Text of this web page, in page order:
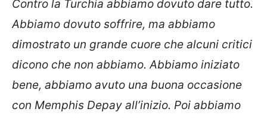
Contro la Turchia abbiamo dovuto dare tutto.
Abbiamo dovuto soffrire, ma abbiamo
dimostrato un grande cuore che alcuni critici
dicono che non abbiamo. Abbiamo iniziato
bene, abbiamo avuto una buona occasione
con Memphis Depay all’inizio. Poi abbiamo